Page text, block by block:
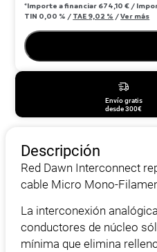
*Importe a financiar 674,10 € /
TIN 0,00 % / TAE 9,02 % /Ver más
Envío gratis
desde 300€
Descripción
Red Dawn Interconnect
cable Micro Mono-
La interconexión
conductores de núcleo
mínima que elimina